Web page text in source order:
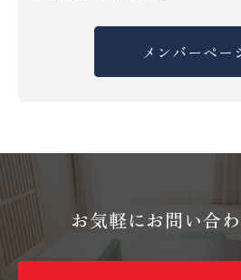
メンバーペー
お気軽にお問い合